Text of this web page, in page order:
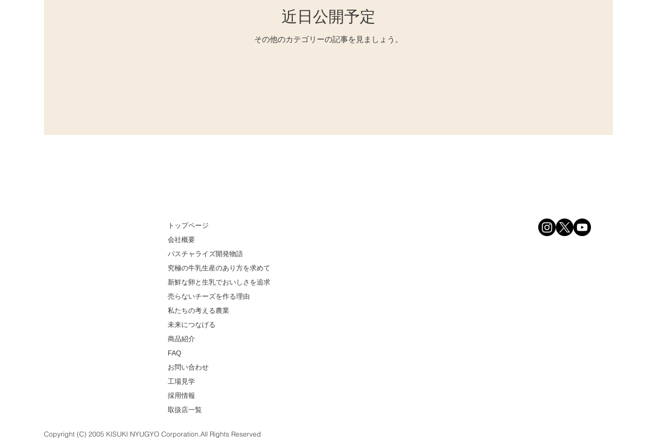
近日公開予定
その他のカテゴリーの記事を見ましょう。
トップページ
会社概要
パスチャライズ開発物語
究極の牛乳生産のあり方を求めて
新鮮な卵と生乳でおいしさを追求
売らないチーズを作る理由
私たちの考える農業
未来につなげる
商品紹介
FAQ
お問い合わせ
工場見学
採用情報
取扱店一覧
Copyright (C) 2005 KISUKI NYUGYO Corporation.All Rights Reserved